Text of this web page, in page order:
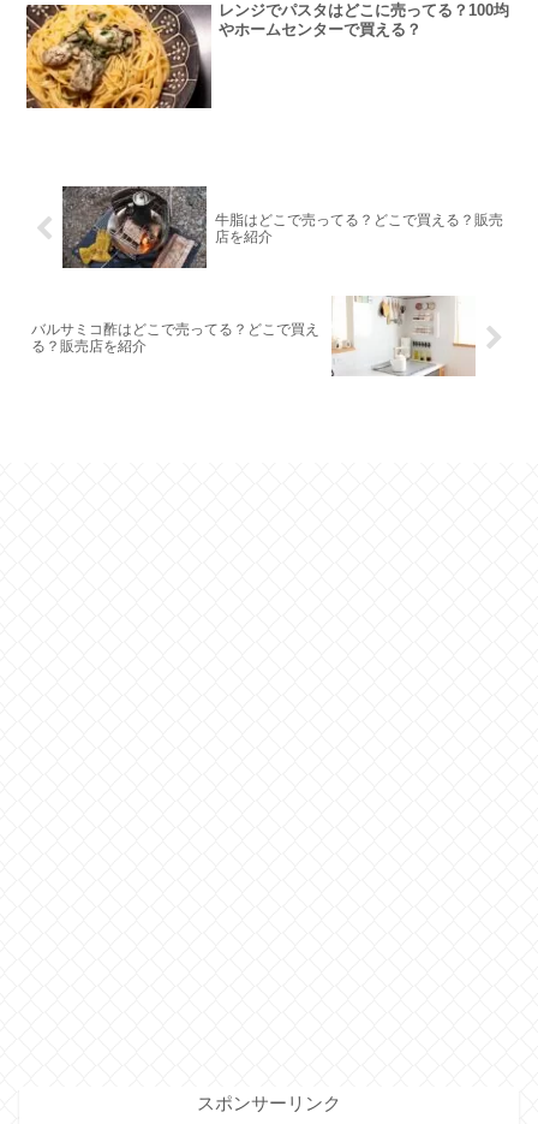
レンジでパスタはどこに売ってる？100均
やホームセンターで買える？
牛脂はどこで売ってる？どこで買える？販売
店を紹介
バルサミコ酢はどこで売ってる？どこで買え
る？販売店を紹介
スポンサーリンク